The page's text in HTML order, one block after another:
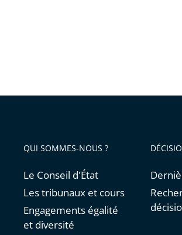
QUI SOMMES-NOUS ?
Le Conseil d'État
Les tribunaux et cours
Engagements égalité
et diversité